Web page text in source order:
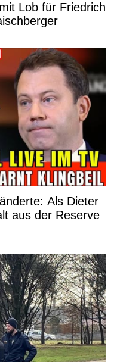
Lob für Friedrich
Als Dieter
aus der Reserve